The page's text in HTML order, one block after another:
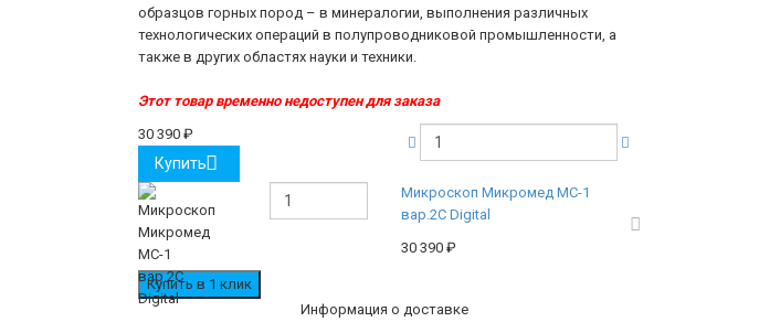
образцов горных пород – в минералогии, выполнения различных
технологических операций в полупроводниковой промышленности, а
также в других областях науки и техники.
Этот товар временно недоступен для заказа
30 390 ₽
Купить
Микроскоп Микромед МС-1
вар.2C Digital
30 390 ₽
Информация о доставке